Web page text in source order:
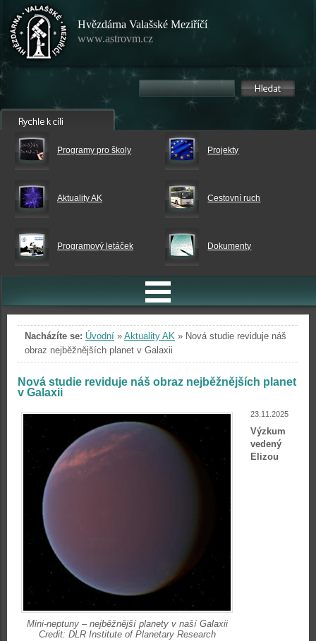
Hvězdárna Valašské Meziříčí
www.astrovm.cz
Programy pro školy Projekty
Aktuality AK Cestovní ruch
Programový letáček Dokumenty
Nacházíte se: Úvodní » Aktuality AK » Nová studie reviduje náš
obraz nejběžnějších planet v Galaxii
Nová studie reviduje náš obraz nejběžnějších planet
v Galaxii
23.11.2025
Mini-neptuny – nejběžnější planety v naší Galaxii
Credit: DLR Institute of Planetary Research
Výzkum
vedený
Elizou